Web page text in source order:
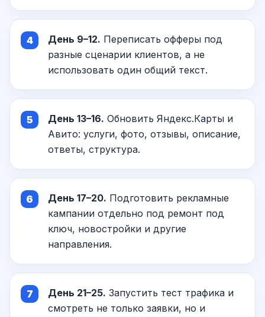
День 9–12. Переписать офферы под
разные сценарии клиентов, а не
использовать один общий текст.
День 13–16. Обновить Яндекс.Карты и
Авито: услуги, фото, отзывы, описание,
ответы, структура.
День 17–20. Подготовить рекламные
кампании отдельно под ремонт под
ключ, новостройки и другие
направления.
День 21–25. Запустить тест трафика и
смотреть не только заявки, но и